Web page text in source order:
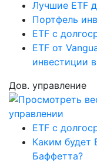
Лучшие ETF
Портфель
ETF с
ETF от
инвестиции
Дов. управление
ETF с
Каким будет
Баффетта?